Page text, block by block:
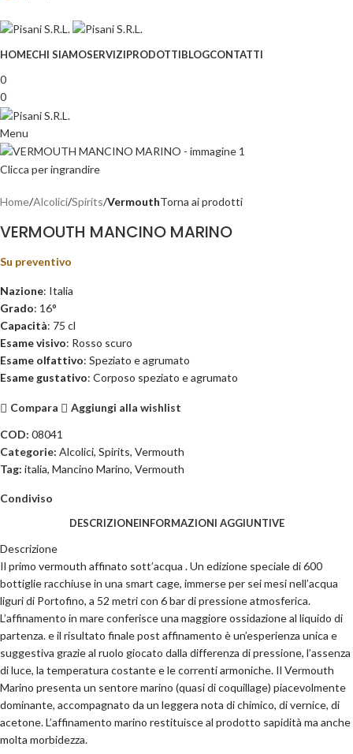
HOMECHI SIAMOSERVIZIPRODOTTIBLOGCONTATTI
0
0
Menu
Clicca per ingrandire
Home Alcolici Spirits VermouthTorna ai prodotti
VERMOUTH MANCINO MARINO
Su preventivo
Nazione: Italia
Grado: 16°
Capacità: 75 cl
Esamevisivo: Rosso scuro
Esame olfattivo: Speziato e agrumato
Esame gustativo: Corposo speziato e agrumato
Compara
Aggiungi alla wishlist
COD: 08041
Categorie: Alcolici, Spirits, Vermouth
Tag: italia, Mancino Marino, Vermouth
Condiviso
DESCRIZIONEINFORMAZIONI AGGIUNTIVE
Descrizione
Il primo vermouth affinato sott’acqua . Un edizione speciale di 600
bottiglie racchiuse in una smart cage, immerse per sei mesi nell’acqua
liguri di Portofino, a 52 metri con 6 bar di pressione atmosferica.
L’affinamento in mare conferisce una maggiore ossidazione al liquido di
partenza. e il risultato finale post affinamento è un’esperienza unica e
suggestiva grazie al ruolo giocato dalla differenza di pressione, l’assenza
di luce, la temperatura costante e le correnti armoniche. Il Vermouth
Marino presenta un sentore marino (quasi di coquillage) piacevolmente
dominante, accompagnato da un leggera nota di chimico, di vernice, di
acetone. L’affinamento marino restituisce al prodotto sapidità ma anche
molta morbidezza.